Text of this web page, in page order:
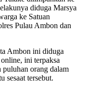
diduga Marsya
ke Satuan
Pulau Ambon dan
Ambon ini diduga
ini terpaksa
orang dalam
sesaat tersebut.